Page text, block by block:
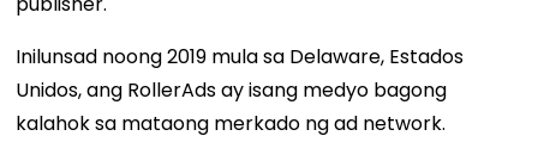
Inilunsad noong 2019 mula sa Delaware, Estados
Unidos, ang RollerAds ay isang medyo bagong
kalahok sa mataong merkado ng ad network.